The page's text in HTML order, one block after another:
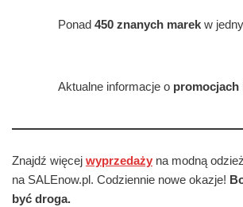
Ponad 450 znanych marek w
Aktualne informacje o promocjach
Znajdź więcej wyprzedaży na modną
na SALEnow.pl. Codziennie nowe okazje!
być droga.